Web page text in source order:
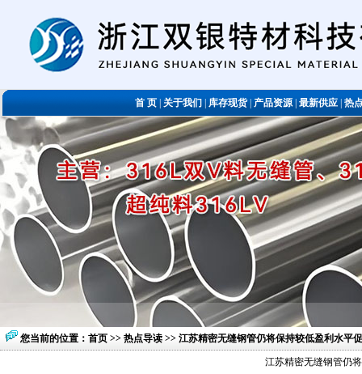
首 页关于我们库存现货|产品资源|最新供应|热
您当前的位置： 首页 >> 热点导读 >> 江苏精密无缝钢管仍将保持较低盈利水平
江苏精密无缝钢管仍